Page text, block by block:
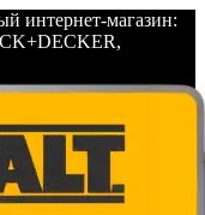
интернет-магазин: